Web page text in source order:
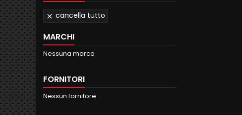
 cancella tutto
MARCHI
Nessuna marca
FORNITORI
Nessun fornitore